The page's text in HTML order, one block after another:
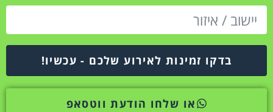
בדקו זמינות לאירוע שלכם - עכשיו!
או שלחו הודעת ווטסאפ